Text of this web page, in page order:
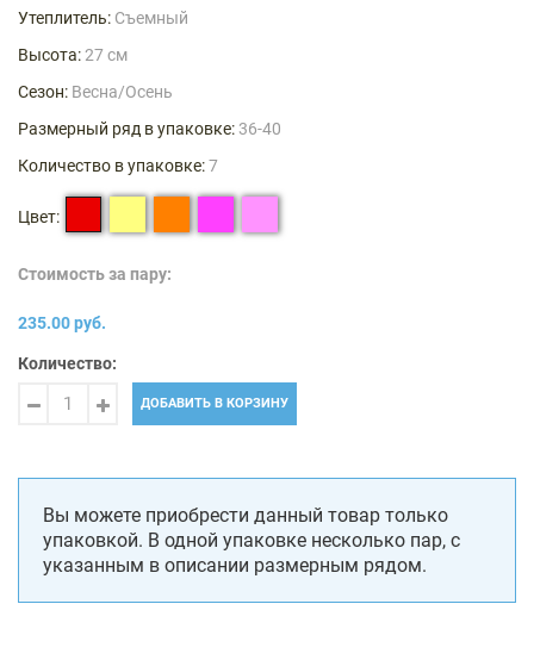
Утеплитель: Съемный
Высота:27 см
Сезон: Весна/Осень
Размерный ряд в упаковке: 36-40
Количество в упаковке:7
Цвет:
Стоимость за пару:
235.00 руб.
Количество:
ДОБАВИТЬ В КОРЗИНУ
Вы можете приобрести данный товар только
упаковкой. В одной упаковке несколько пар, с
указанным в описании размерным рядом.